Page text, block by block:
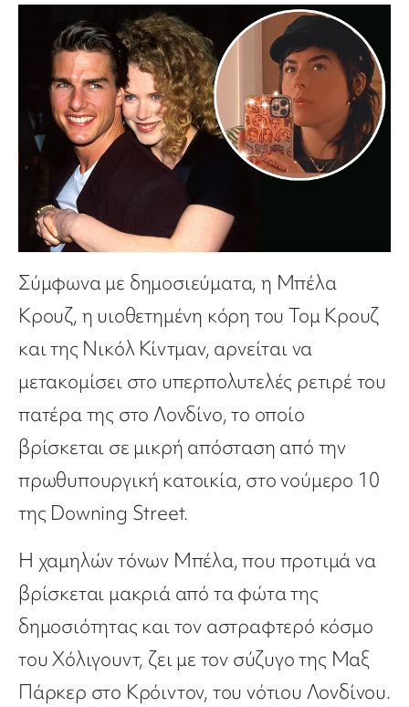
Σύμφωνα με δημοσιεύματα, η Μπέλα
Κρουζ, η υιοθετημένη κόρη του Τομ Κρουζ
και της Νικόλ Κίντμαν, αρνείται να
μετακομίσει στο υπερπολυτελές ρετιρέ του
πατέρα της στο Λονδίνο, το οποίο
βρίσκεται σε μικρή απόσταση από την
πρωθυπουργική κατοικία, στο νούμερο 10
της Downing Street.
Η χαμηλών τόνων Μπέλα, που προτιμά να
βρίσκεται μακριά από τα φώτα της
δημοσιότητας και τον αστραφτερό κόσμο
του Χόλιγουντ, ζει με τον σύζυγο της Μαξ
Πάρκερ στο Κρόιντον, του νότιου Λονδίνου.